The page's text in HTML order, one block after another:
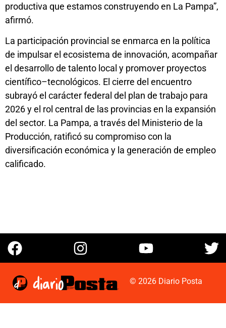
productiva que estamos construyendo en La Pampa”,
afirmó.
La participación provincial se enmarca en la política
de impulsar el ecosistema de innovación, acompañar
el desarrollo de talento local y promover proyectos
científico–tecnológicos. El cierre del encuentro
subrayó el carácter federal del plan de trabajo para
2026 y el rol central de las provincias en la expansión
del sector. La Pampa, a través del Ministerio de la
Producción, ratificó su compromiso con la
diversificación económica y la generación de empleo
calificado.
© 2026 Diario Posta